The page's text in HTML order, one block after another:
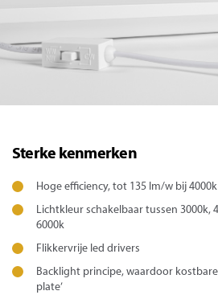
Sterke kenmerken
Hoge efficiency, tot 135 lm/w bij 4000k
Lichtkleur schakelbaar tussen 3000k,
6000k
Flikkervrije led drivers
Backlight principe, waardoor
plate’